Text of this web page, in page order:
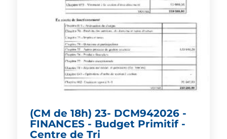
(CM de 18h) 23- DCM942026 -
FINANCES - Budget Primitif -
Centre de Tri